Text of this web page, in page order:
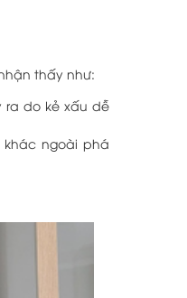
thấy như:
ra do kẻ xấu dễ
ngoài phá